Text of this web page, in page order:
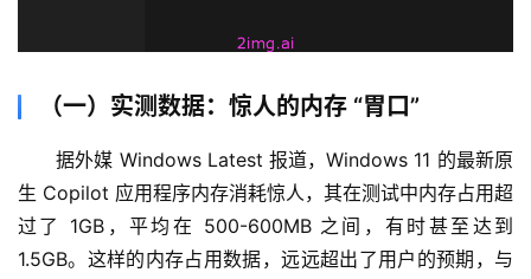
绘
形
绘
梦
（一）实测数据：惊人的内存 “胃口”
据外媒 Windows Latest 报道，Windows 11 的最新原
生 Copilot 应用程序内存消耗惊人，其在测试中内存占用超
过了 1GB，平均在 500-600MB 之间，有时甚至达到
1.5GB。这样的内存占用数据，远远超出了用户的预期，与